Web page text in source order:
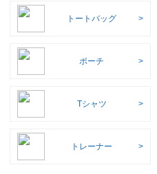
トートバッグ
ポーチ
Tシャツ
トレーナー